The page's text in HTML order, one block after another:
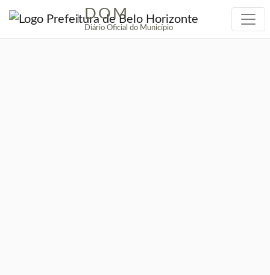
| DOM
Diário Oficial do Município